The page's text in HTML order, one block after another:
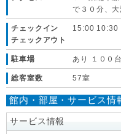
で３０分、
チェックイン
チェックアウト
15:00 10:30
駐車場 あり １０
総客室数 57室
館内・部屋・サービス情
サービス情報